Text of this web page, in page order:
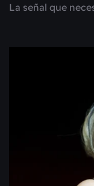
La señal que